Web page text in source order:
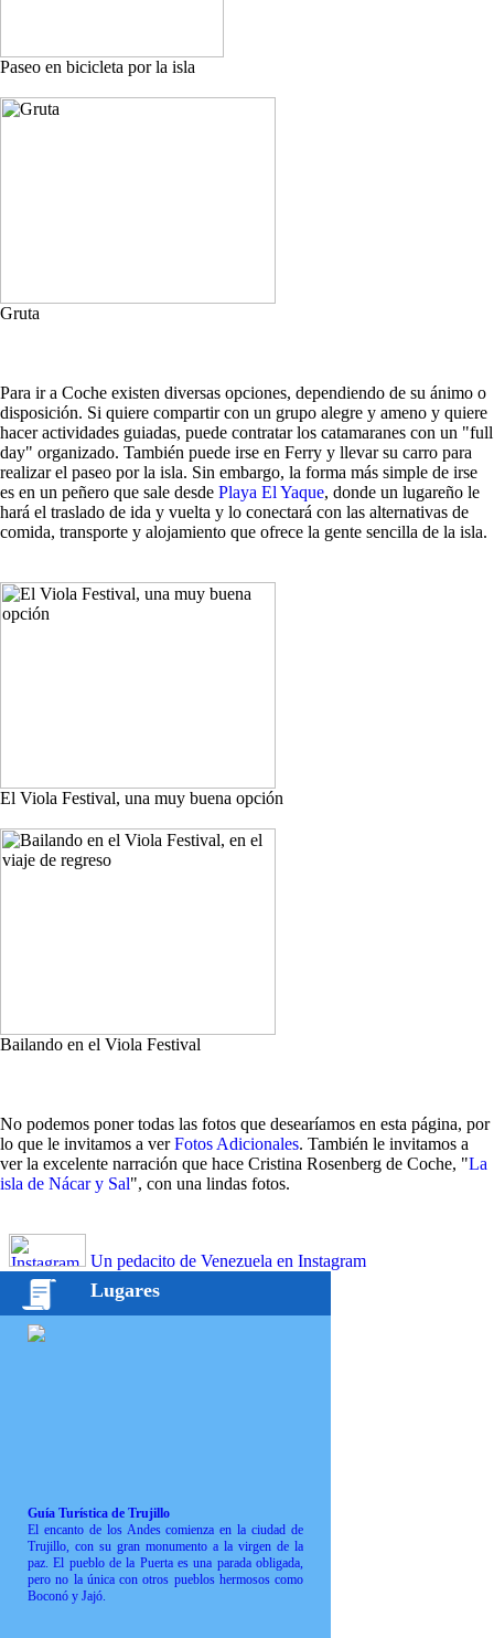
Paseo en bicicleta por la isla
Gruta
Para ir a Coche existen diversas opciones, dependiendo de su ánimo o
disposición. Si quiere compartir con un grupo alegre y ameno y quiere
hacer actividades guiadas, puede contratar los catamaranes con un "full
day" organizado. También puede irse en Ferry y llevar su carro para
realizar el paseo por la isla. Sin embargo, la forma más simple de irse
es en un peñero que sale desde Playa El Yaque, donde un lugareño le
hará el traslado de ida y vuelta y lo conectará con las alternativas de
comida, transporte y alojamiento que ofrece la gente sencilla de la isla.
El Viola Festival, una muy buena opción
Bailando en el Viola Festival
No podemos poner todas las fotos que desearíamos en esta página, por
lo que le invitamos a verFotos Adicionales. También le invitamos a
ver la excelente narración que hace Cristina Rosenberg de Coche, "La
isla de Nácar y Sal", con una lindas fotos.
Un pedacito de Venezuela en Instagram
Lugares
Guía Turística de Trujillo
El encanto de los Andes comienza en la ciudad de
Trujillo, con su gran monumento a la virgen de la
paz. El pueblo de la Puerta es una parada obligada,
pero no la única con otros pueblos hermosos como
Boconó y Jajó.